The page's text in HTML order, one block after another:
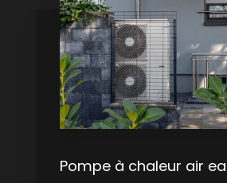
Pompe à chaleur air